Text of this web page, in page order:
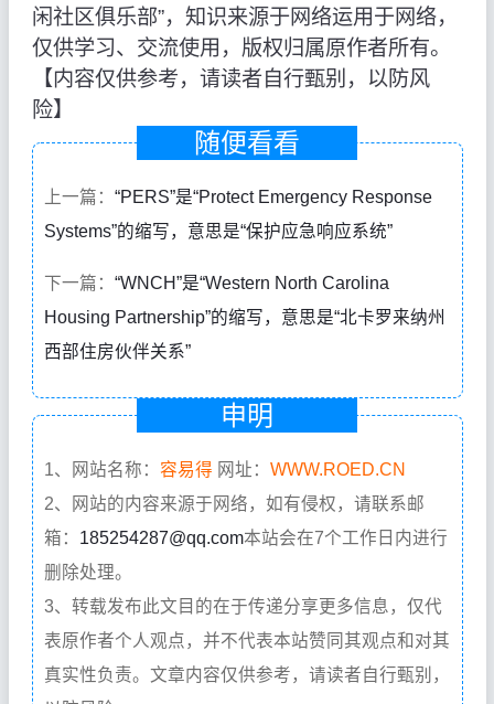
闲社区俱乐部”，知识来源于网络运用于网络，
仅供学习、交流使用，版权归属原作者所有。
【内容仅供参考，请读者自行甄别，以防风
险】
随便看看
上一篇： “PERS”是“Protect Emergency Response
Systems”的缩写，意思是“保护应急响应系统”
下一篇： “WNCH”是“Western North Carolina
Housing Partnership”的缩写，意思是“北卡罗来纳州
西部住房伙伴关系”
申明
1、网站名称： 容易得 网址： WWW.ROED.CN
2、网站的内容来源于网络，如有侵权，请联系邮
箱： 185254287@qq.com本站会在7个工作日内进行
删除处理。
3、转载发布此文目的在于传递分享更多信息，仅代
表原作者个人观点，并不代表本站赞同其观点和对其
真实性负责。文章内容仅供参考，请读者自行甄别，